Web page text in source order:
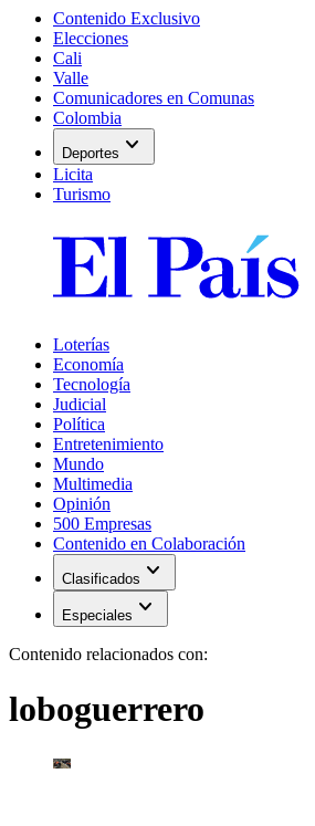
Contenido Exclusivo
Elecciones
Cali
Valle
Comunicadores en Comunas
Colombia
Deportes expand_more
Licita
Turismo
Loterías
Economía
Tecnología
Judicial
Política
Entretenimiento
Mundo
Multimedia
Opinión
500 Empresas
Contenido en Colaboración
Clasificados expand_more
Especiales expand_more
Contenido relacionados con:
loboguerrero